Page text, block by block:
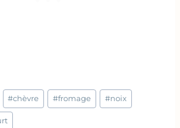
#chèvre #fromage #noix